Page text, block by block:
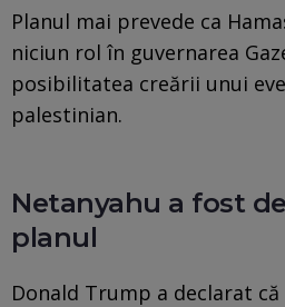
Planul mai prevede ca
niciun rol în guvernarea
posibilitatea creării unui
palestinian.
Netanyahu a fost
planul
Donald Trump a declarat